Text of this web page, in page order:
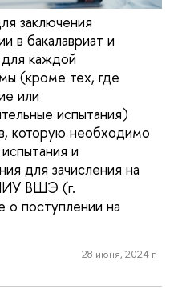
заключения
в бакалавриат и
каждой
(кроме тех, где
или
испытания)
которую необходимо
и
для зачисления на
ВШЭ (г.
о поступлении на
28 июня, 2024 г.